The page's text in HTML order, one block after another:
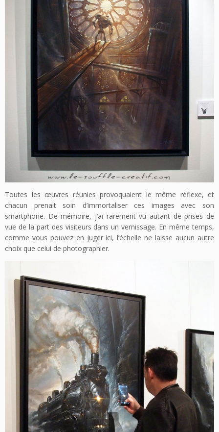
Toutes les œuvres réunies provoquaient le même réflexe, et
chacun prenait soin d’immortaliser ces images avec son
smartphone. De mémoire, j’ai rarement vu autant de prises de
vue de la part des visiteurs dans un vernissage. En même temps,
comme vous pouvez en juger ici, l’échelle ne laisse aucun autre
choix que celui de photographier.